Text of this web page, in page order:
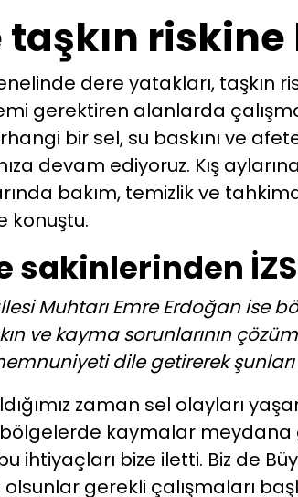
taşkın
dere yatakları, taşkın
gerektiren alanlarda
bir sel, su baskını ve
devam ediyoruz. Kış
bakım, temizlik ve
konuştu.
sakinlerinden
Muhtarı Emre Erdoğan ise
ve kayma sorunlarının
dile getirerek
zaman sel olayları
bölgelerde kaymalar
ihtiyaçları bize iletti. Biz de
olsunlar gerekli çalışmaları